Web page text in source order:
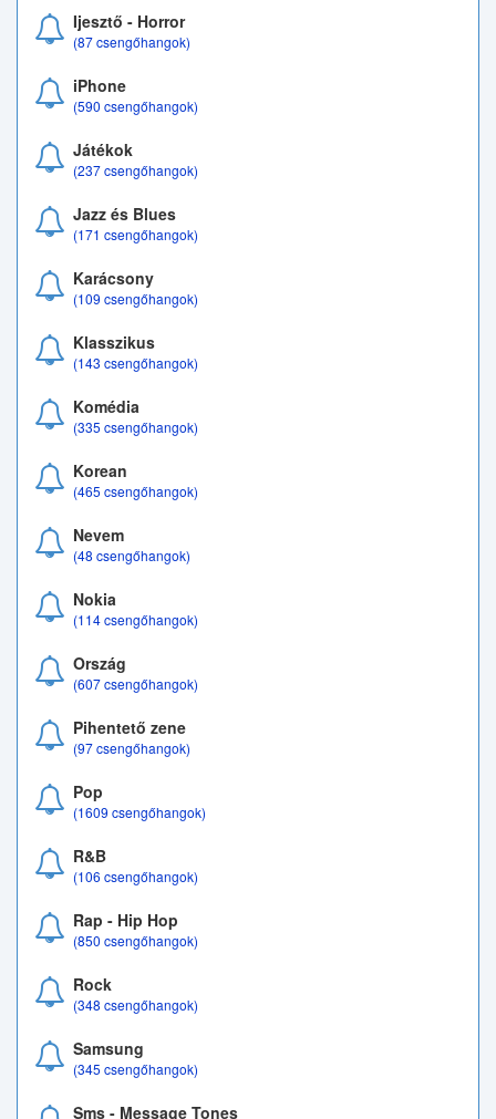
Ijesztő - Horror
(87 csengőhangok)
iPhone
(590 csengőhangok)
Játékok
(237 csengőhangok)
Jazz és Blues
(171 csengőhangok)
Karácsony
(109 csengőhangok)
Klasszikus
(143 csengőhangok)
Komédia
(335 csengőhangok)
Korean
(465 csengőhangok)
Nevem
(48 csengőhangok)
Nokia
(114 csengőhangok)
Ország
(607 csengőhangok)
Pihentető zene
(97 csengőhangok)
Pop
(1609 csengőhangok)
R&B
(106 csengőhangok)
Rap - Hip Hop
(850 csengőhangok)
Rock
(348 csengőhangok)
Samsung
(345 csengőhangok)
Sms - Message Tones